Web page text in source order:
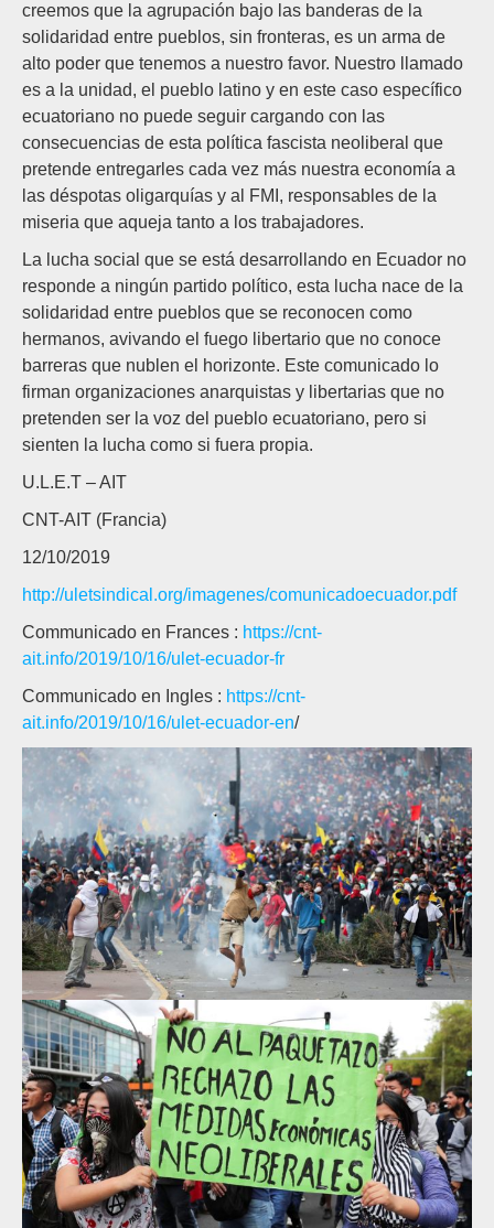
creemos que la agrupación bajo las banderas de la
solidaridad entre pueblos, sin fronteras, es un arma de
alto poder que tenemos a nuestro favor. Nuestro llamado
es a la unidad, el pueblo latino y en este caso específico
ecuatoriano no puede seguir cargando con las
consecuencias de esta política fascista neoliberal que
pretende entregarles cada vez más nuestra economía a
las déspotas oligarquías y al FMI, responsables de la
miseria que aqueja tanto a los trabajadores.
La lucha social que se está desarrollando en Ecuador no
responde a ningún partido político, esta lucha nace de la
solidaridad entre pueblos que se reconocen como
hermanos, avivando el fuego libertario que no conoce
barreras que nublen el horizonte. Este comunicado lo
firman organizaciones anarquistas y libertarias que no
pretenden ser la voz del pueblo ecuatoriano, pero si
sienten la lucha como si fuera propia.
U.L.E.T – AIT
CNT-AIT (Francia)
12/10/2019
http://uletsindical.org/imagenes/comunicadoecuador.pdf
Communicado en Frances : https://cnt-
ait.info/2019/10/16/ulet-ecuador-fr
Communicado en Ingles : https://cnt-
ait.info/2019/10/16/ulet-ecuador-en/